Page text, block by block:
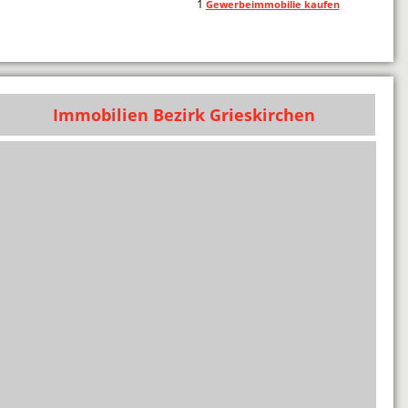
1 Gewerbeimmobilie kaufen
Immobilien Bezirk Grieskirchen